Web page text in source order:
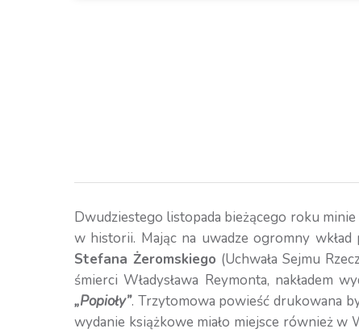
Dwudziestego listopada bieżącego roku minie
w historii. Mając na uwadze ogromny
Stefana Żeromskiego (Uchwała Sejmu
śmierci Władysława Reymonta, nakładem
„Popioły”. Trzytomowa powieść drukowana
wydanie książkowe miało miejsce również